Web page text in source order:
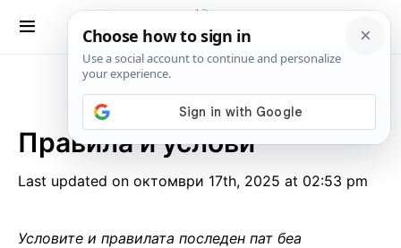
Правила и услови
Last updated on октомври 17th, 2025 at 02:53 pm
Условите и правилата последен пат беа